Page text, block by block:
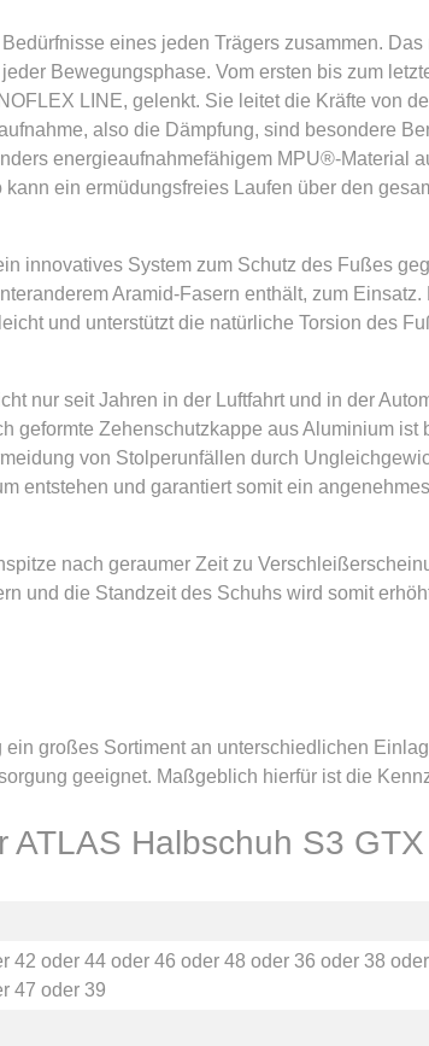
eines jeden Trägers zusammen.
Bewegungsphase. Vom ersten bis zum
LINE, gelenkt. Sie leitet die Kräfte von
also die Dämpfung, sind besondere
energieaufnahmefähigem MPU®-Material
ein ermüdungsfreies Laufen über den
innovatives System zum Schutz des Fußes
Aramid-Fasern enthält, zum
und unterstützt die natürliche Torsion des
nur seit Jahren in der Luftfahrt und in der
geformte Zehenschutzkappe aus Aluminium ist
von Stolperunfällen durch
entstehen und garantiert somit ein
nach geraumer Zeit zu
und die Standzeit des Schuhs wird somit
großes Sortiment an unterschiedlichen
geeignet. Maßgeblich hierfür ist die
ATLAS Halbschuh S3
42 oder 44oder 46 oder 48 oder 36 oder 38 oder
47 oder 39